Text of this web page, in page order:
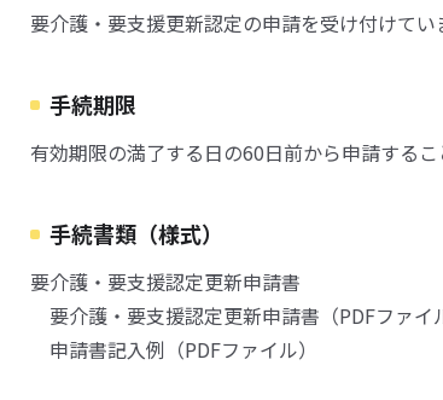
要介護・要支援更新認定の申請を受け付けてい
手続期限
有効期限の満了する日の60日前から申請するこ
手続書類（様式）
要介護・要支援認定更新申請書
要介護・要支援認定更新申請書（PDFファイ
申請書記入例（PDFファイル）